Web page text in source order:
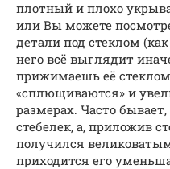
плотный и плохо
или Вы можете
детали под стеклом
него всё выглядит
прижимаешь её
«сплющиваются» и
размерах. Часто
стебелек, а, приложив
получился
приходится его